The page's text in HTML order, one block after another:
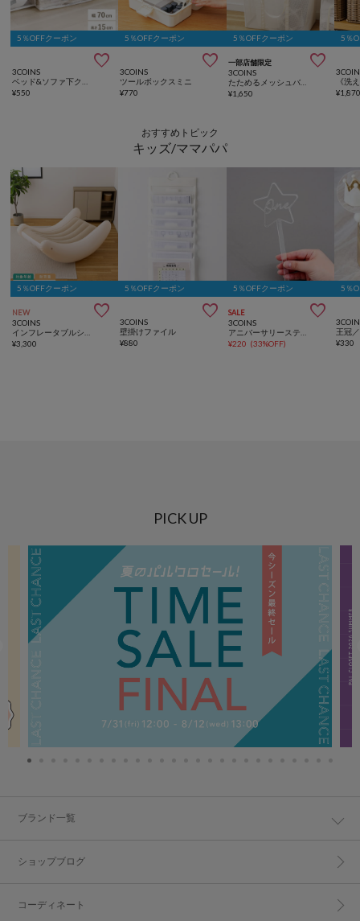
5％OFFクーポン

3COINS
¥550
5％OFFクーポン

3COINS
ツールボックスミニ
¥770
5％OFFクーポン
一部店舗限定 
3COINS
たためるメッシュバッグ型収納
¥1,650
5％
¥
おすすめトピック
キッズ/ママパパ
5％OFFクーポン
NEW 
3COINS
¥3,300
5％OFFクーポン

3COINS
壁掛けファイル
¥880
5％OFFクーポン
SALE 
3COINS
¥220 (33%OFF)
5％
¥330
PICK UP
ブランド一覧
ショップブログ
コーディネート